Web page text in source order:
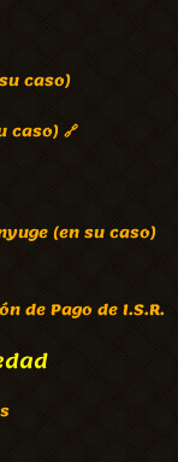
caso)
caso) 🔗
(en su caso)
de Pago de I.S.R.